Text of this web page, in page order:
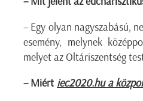
– Egy olyan nagyszabású,
esemény, melynek
melyet az Oltáriszentség
– Miért iec2020.hu a